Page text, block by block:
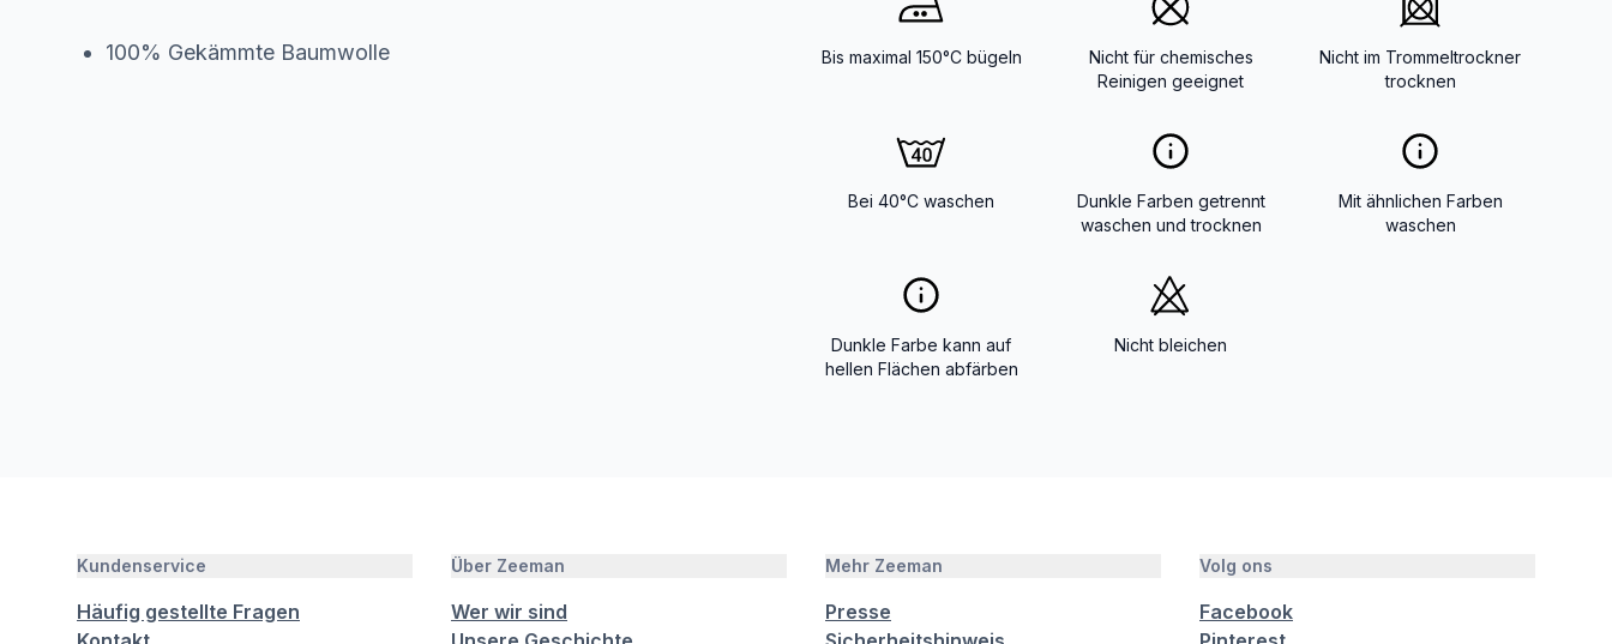
100% Gekämmte Baumwolle Bis maximal 150°C bügeln
Nicht für chemisches
Reinigen geeignet
Nicht im Trommeltrockner
trocknen
Bei 40°C waschen
Dunkle Farben getrennt
waschen und trocknen
Mit ähnlichen Farben
waschen
Dunkle Farbe kann auf
hellen Flächen abfärben
Nicht bleichen
Kundenservice
Häufig gestellte Fragen
Über Zeeman
Wer wir sind
Mehr Zeeman
Presse
Volg ons
Facebook